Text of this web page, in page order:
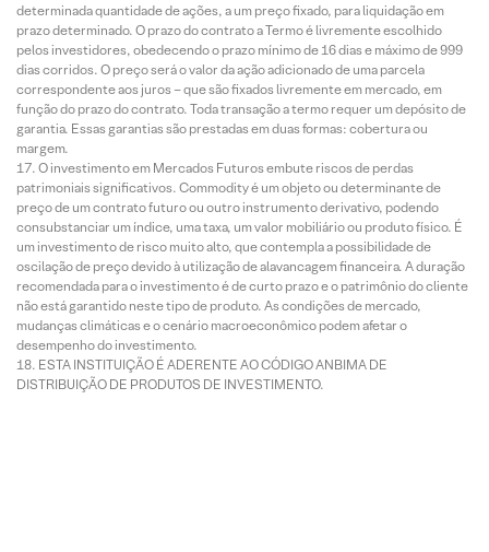
determinada quantidade de ações, a um preço fixado, para liquidação em
prazo determinado. O prazo do contrato a Termo é livremente escolhido
pelos investidores, obedecendo o prazo mínimo de 16 dias e máximo de 999
dias corridos. O preço será o valor da ação adicionado de uma parcela
correspondente aos juros – que são fixados livremente em mercado, em
função do prazo do contrato. Toda transação a termo requer um depósito de
garantia. Essas garantias são prestadas em duas formas: cobertura ou
margem.
O investimento em Mercados Futuros embute riscos de perdas
patrimoniais significativos. Commodity é um objeto ou determinante de
preço de um contrato futuro ou outro instrumento derivativo, podendo
consubstanciar um índice, uma taxa, um valor mobiliário ou produto físico. É
um investimento de risco muito alto, que contempla a possibilidade de
oscilação de preço devido à utilização de alavancagem financeira. A duração
recomendada para o investimento é de curto prazo e o patrimônio do cliente
não está garantido neste tipo de produto. As condições de mercado,
mudanças climáticas e o cenário macroeconômico podem afetar o
desempenho do investimento.
ESTA INSTITUIÇÃO É ADERENTE AO CÓDIGO ANBIMA DE
DISTRIBUIÇÃO DE PRODUTOS DE INVESTIMENTO.